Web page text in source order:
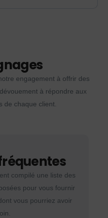
engagement à offrir des
à répondre aux
de chaque client.
compilé une liste des
pour vous fournir
vous pourriez avoir